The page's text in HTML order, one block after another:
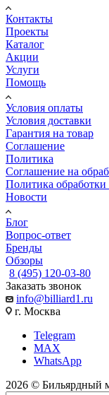
Контакты
Проекты
Каталог
Акции
Услуги
Помощь
Условия оплаты
Условия доставки
Гарантия на товар
Соглашение
Политика
Соглашение на
Политика
Новости
Блог
Вопрос-ответ
Бренды
Обзоры
8 (495) 120-03-80
Заказать звонок
info@billiard1.ru
г. Москва
Telegram
MAX
WhatsApp
2026 © Бильярдный